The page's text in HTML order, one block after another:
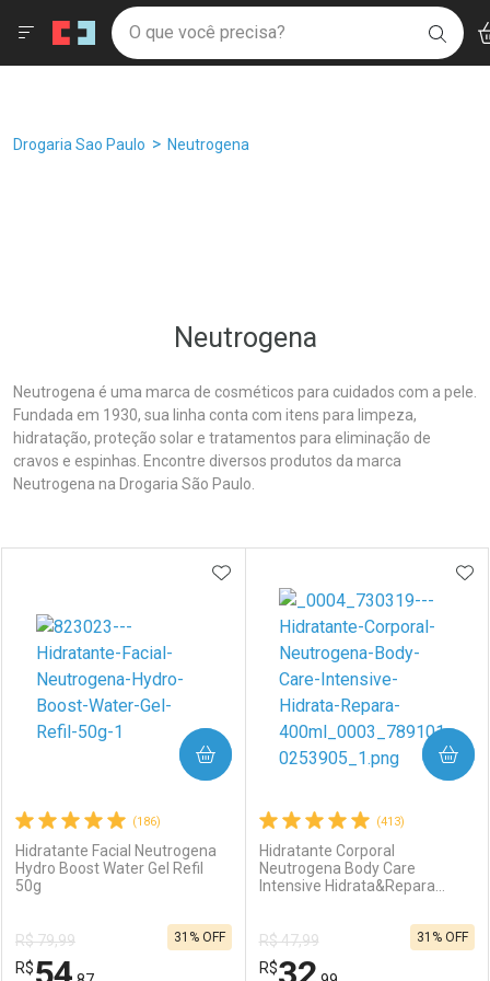
Drogaria São Paulo
Ir direto para a home
pela página
Ir direto para o conteúdo
Ir direto para a busca
Ir direto para a notificações
Faça a sua busca
O que você precisa?
Menu
Breadcrumb
Drogaria Sao Paulo Neutrogena
Neutrogena
Neutrogena é uma marca de cosméticos para cuidados com a pele.
Fundada em 1930, sua linha conta com itens para limpeza,
hidratação, proteção solar e tratamentos para eliminação de
cravos e espinhas. Encontre diversos produtos da marca
Neutrogena na Drogaria São Paulo.
(186)
Hidratante Facial Neutrogena
Hydro Boost Water Gel Refil
50g
R$ 79,99
R$
31% OFF
ADICIONAR AOS FAVORITOS
COMPRAR
(413)
Hidratante Corporal
Neutrogena Body Care
Intensive Hidrata&Repara
R$ 47,99
R$
31% OFF
COMPRAR
Âncoras
Filtros Ordenar por